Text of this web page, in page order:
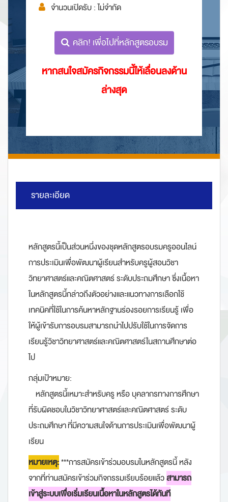
จำนวนเปิดรับ : ไม่จำกัด
คลิก! เพื่อไปที่หลักสูตรอบรม
หากสนใจสมัครกิจกรรมนี้ให้เลื่อนลงด้าน
ล่างสุด
รายละเอียด
หลักสูตรนี้เป็นส่วนหนึ่งของชุดหลักสูตรอบรมครูออนไลน์
การประเมินเพื่อพัฒนาผู้เรียนสำหรับครูผู้สอนวิชา
วิทยาศาสตร์และคณิตศาสตร์ ระดับประถมศึกษา ซึ่งเนื้อหา
ในหลักสูตรนี้กล่าวถึงตัวอย่างและแนวทางการเลือกใช้
เทคนิคที่ใช้ในการค้นหาหลักฐานร่องรอยการเรียนรู้ เพื่อ
ให้ผู้เข้ารับการอบรมสามารถนำไปปรับใช้ในการจัดการ
เรียนรู้วิชาวิทยาศาสตร์และคณิตศาสตร์ในสถานศึกษาต่อ
ไป
กลุ่มเป้าหมาย:
หลักสูตรนี้เหมาะสำหรับครู หรือ บุคลากรทางการศึกษา
ที่รับผิดชอบในวิชาวิทยาศาสตร์และคณิตศาสตร์ ระดับ
ประถมศึกษา ที่มีความสนใจด้านการประเมินเพื่อพัฒนาผู้
เรียน
หมายเหตุ:***การสมัครเข้าร่วมอบรมในหลักสูตรนี้ หลัง
จากที่ท่านสมัครเข้าร่วมกิจกรรมเรียบร้อยแล้วสามารถ
เข้าสู่ระบบเพื่อเริ่มเรียนเนื้อหาในหลักสูตรได้ทันที